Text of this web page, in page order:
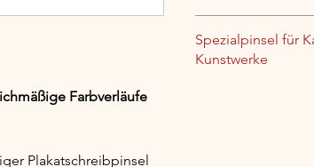
Farbverläufe
Plakatschreibpinsel
und
Lieferzeit
Spezialpinsel für
Kunstwerke